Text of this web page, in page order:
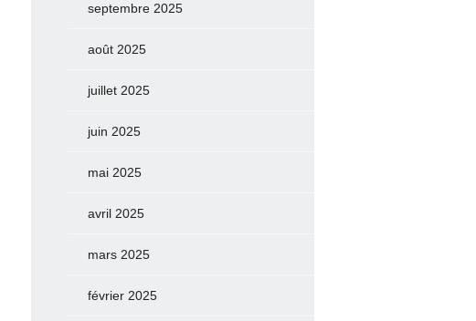
septembre 2025
août 2025
juillet 2025
juin 2025
mai 2025
avril 2025
mars 2025
février 2025